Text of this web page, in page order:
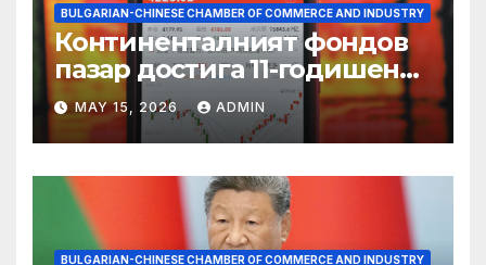
BULGARIAN-CHINESE CHAMBER OF COMMERCE AND INDUSTRY
Континенталният фондов
пазар достига 11-годишен
връх
MAY 15, 2026 ADMIN
BULGARIAN-CHINESE CHAMBER OF COMMERCE AND INDUSTRY